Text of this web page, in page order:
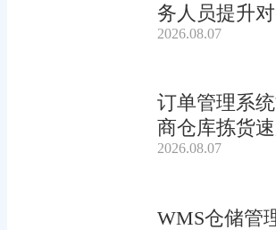
务人员提升
率?
2026.08.07
订单管理系
商仓库拣货
2026.08.07
WMS仓储管